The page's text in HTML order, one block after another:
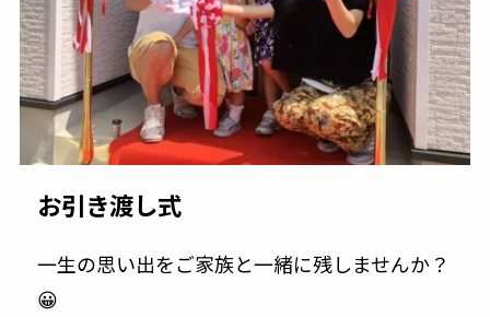
お引き渡し式
一生の思い出をご家族と一緒に残しませんか？
😀